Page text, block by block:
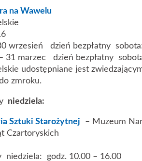
na Wawelu
wrzesień dzień bezpłatny
31 marzec dzień bezpłatny
udostępniane jest
zmroku.
niedziela:
Sztuki Starożytnej – Muzeum
Czartoryskich
niedziela: godz. 10.00 – 16.00